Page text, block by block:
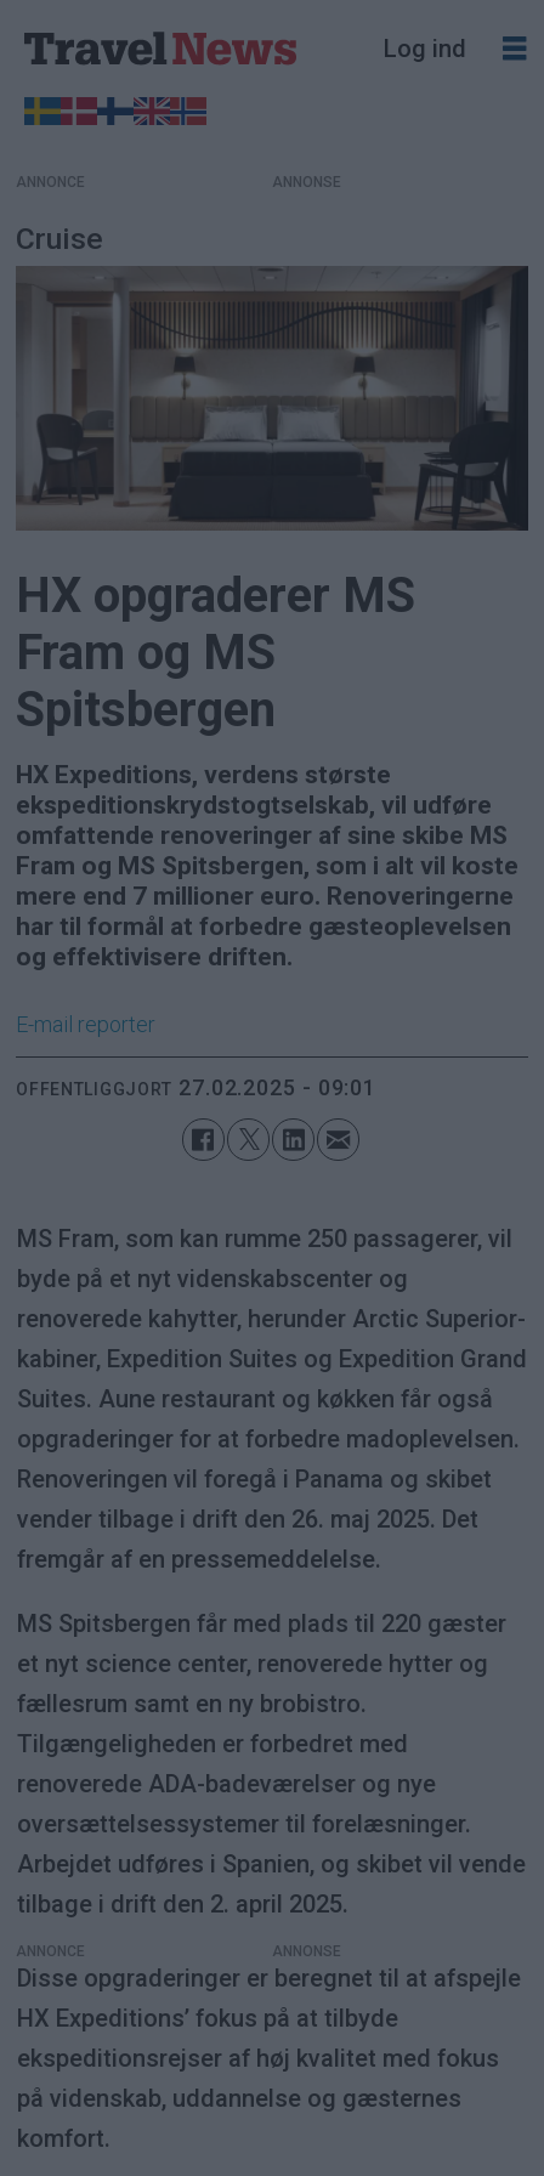
Log ind
ANNONCE
Cruise
HX opgraderer MS
Fram og MS
Spitsbergen
HX Expeditions, verdens største
ekspeditionskrydstogtselskab, vil udføre
omfattende renoveringer af sine skibe MS
Fram og MS Spitsbergen, som i alt vil koste
mere end 7 millioner euro. Renoveringerne
har til formål at forbedre gæsteoplevelsen
og effektivisere driften.
E-mail reporter
OFFENTLIGGJORT 27.02.2025 - 09:01
MS Fram, som kan rumme 250 passagerer, vil
byde på et nyt videnskabscenter og
renoverede kahytter, herunder Arctic Superior-
kabiner, Expedition Suites og Expedition Grand
Suites. Aune restaurant og køkken får også
opgraderinger for at forbedre madoplevelsen.
Renoveringen vil foregå i Panama og skibet
vender tilbage i drift den 26. maj 2025. Det
fremgår af en pressemeddelelse.
MS Spitsbergen får med plads til 220 gæster
et nyt science center, renoverede hytter og
fællesrum samt en ny brobistro.
Tilgængeligheden er forbedret med
renoverede ADA-badeværelser og nye
oversættelsessystemer til forelæsninger.
Arbejdet udføres i Spanien, og skibet vil vende
tilbage i drift den 2. april 2025.
ANNONCE
Disse opgraderinger er beregnet til at afspejle
HX Expeditions’ fokus på at tilbyde
ekspeditionsrejser af høj kvalitet med fokus
på videnskab, uddannelse og gæsternes
komfort.